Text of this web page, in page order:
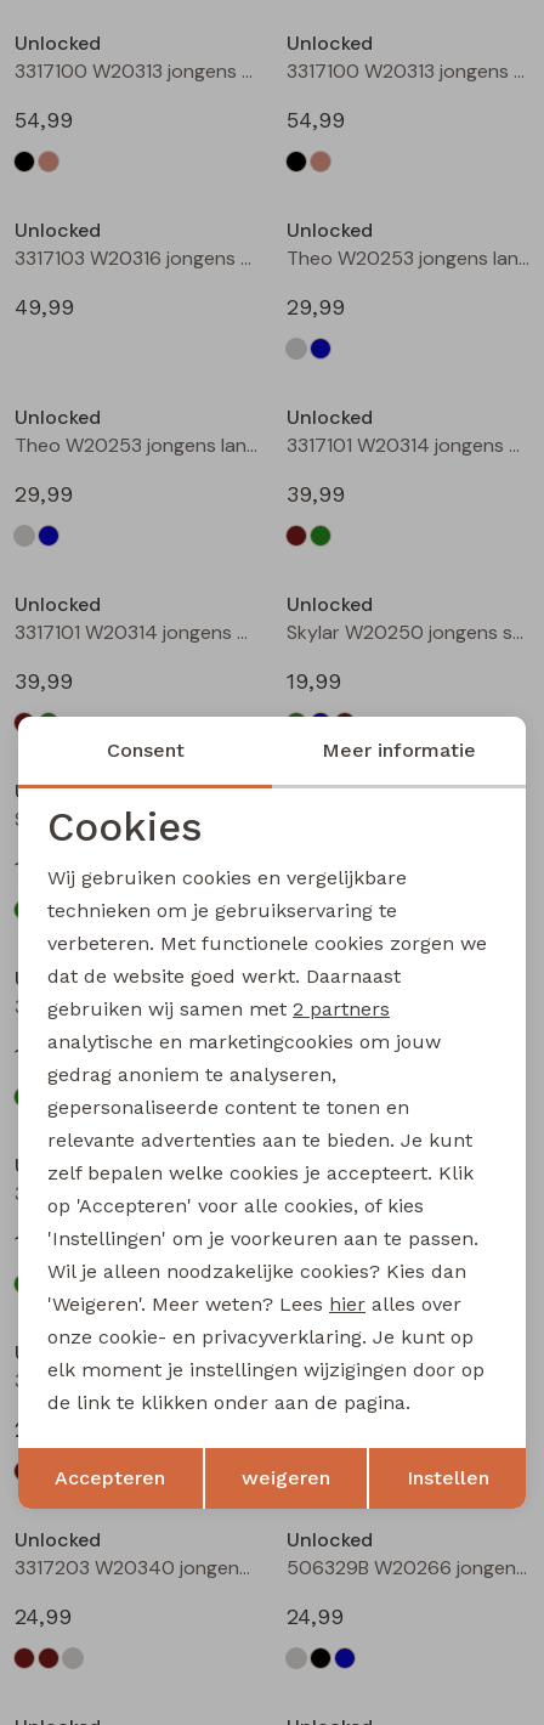
Bermuda's
Unlocked
3317100 W20313 jongens buiten jack Zwart
54,99
Unlocked
3317100 W20313 jongens buiten jack Taupe
54,99
Unlocked
3317103 W20316 jongens buiten jack Camel
49,99
Unlocked
Theo W20253 jongens lange broek Denim grey
29,99
Unlocked
Theo W20253 jongens lange broek Denim
29,99
Unlocked
3317101 W20314 jongens buiten jack Bruin
39,99
Unlocked
3317101 W20314 jongens buiten jack Bottle
39,99
Unlocked
Skylar W20250 jongens sweatshirt Groen licht
19,99
Unlocked
19,99
Unlocked
19,99
Unlocked
3317600 W20332 jongens T-shirt lm Mint
17,99
Unlocked
17,99
Unlocked
17,99
Unlocked
17,99
Unlocked
3317203 W20340 jongens lange broek Bruin donker
24,99
Unlocked
Unlocked
3317203 W20340 jongens lange broek Antra
24,99
Unlocked
506329B W20266 jongens lange broek Denim grey
24,99
Noodzakelijke cookies
Analytische cookies
Marketing cookies
Terug Opslaan
Consent Meer informatie
Cookies
Wij gebruiken cookies en vergelijkbare
technieken om je gebruikservaring te
verbeteren. Met functionele cookies zorgen we
dat de website goed werkt. Daarnaast
gebruiken wij samen met 2 partners
analytische en marketingcookies om jouw
gedrag anoniem te analyseren,
gepersonaliseerde content te tonen en
relevante advertenties aan te bieden. Je kunt
zelf bepalen welke cookies je accepteert. Klik
op 'Accepteren' voor alle cookies, of kies
'Instellingen' om je voorkeuren aan te passen.
Wil je alleen noodzakelijke cookies? Kies dan
'Weigeren'. Meer weten? Lees hier alles over
onze cookie- en privacyverklaring. Je kunt op
elk moment je instellingen wijzigingen door op
de link te klikken onder aan de pagina.
Accepteren weigeren Instellen